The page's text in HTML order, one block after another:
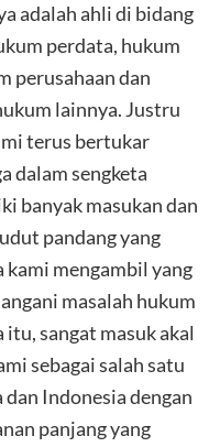
adalah ahli di bidang
perdata, hukum
perusahaan dan
lainnya. Justru
terus bertukar
dalam sengketa
banyak masukan dan
pandang yang
kami mengambil yang
masalah hukum
sangat masuk akal
sebagai salah satu
Indonesia dengan
panjang yang